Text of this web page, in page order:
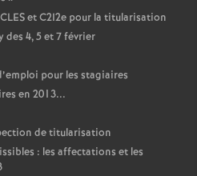
CLESet C2I2e pour la titularisation
des 4, 5 et 7 février
pour les stagiaires
en 2013...
de titularisation
: les affectations et les